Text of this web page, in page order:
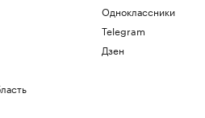
Одноклассники
Telegram
Дзен